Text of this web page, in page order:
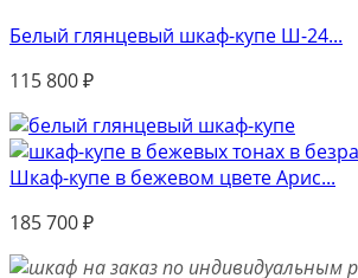
Белый глянцевый шкаф-купе Ш-24...
115 800₽
Шкаф-купе в бежевом цвете Арис...
185 700₽